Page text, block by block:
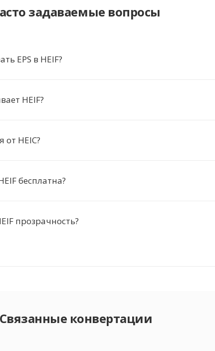
задаваемые вопросы
EPS в HEIF?
HEIF?
от HEIC?
бесплатна?
прозрачность?
Связанные конвертации